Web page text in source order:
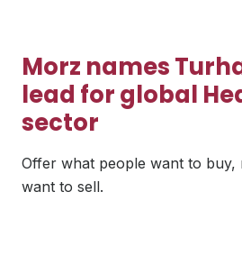
Morz names
lead for global
sector
Offer what people want to buy,
want to sell.